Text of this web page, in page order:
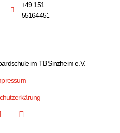
+49 151
55164451
im TB Sinzheim e.V.